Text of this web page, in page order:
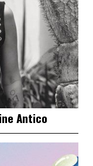
Antico